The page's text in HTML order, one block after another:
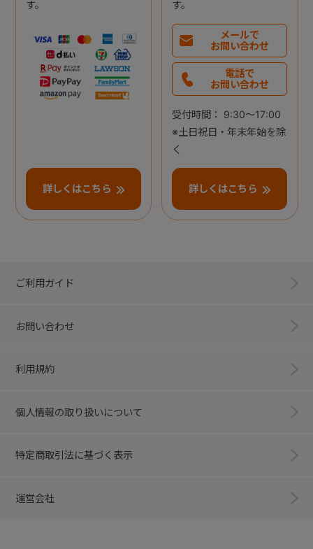
す。
詳しくはこちら
す。
メールで
お問い合わせ
電話で
お問い合わせ
受付時間： 9:30～17:00
※土日祝日・年末年始を除
く
詳しくはこちら
ご利用ガイド
お問い合わせ
利用規約
個人情報の取り扱いについて
特定商取引法に基づく表示
運営会社